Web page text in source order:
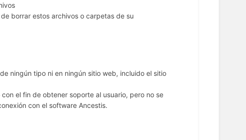
borrar estos archivos o carpetas de su
ningún tipo ni en ningún sitio web, incluido el sitio
el fin de obtener soporte al usuario, pero no se
con el software Ancestis.